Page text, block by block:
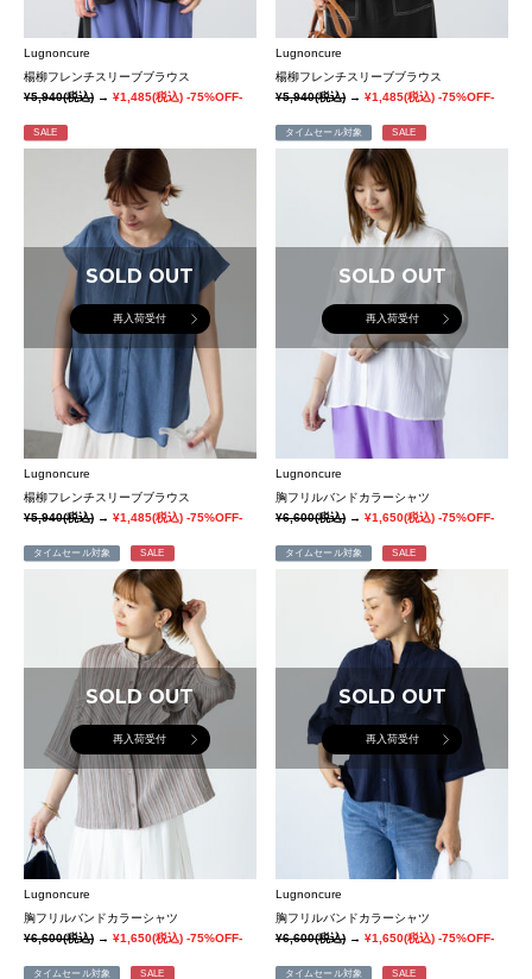
Lugnoncure
楊柳フレンチスリーブブラウス
¥5,940(税込) → ¥1,485(税込) -75%OFF-
Lugnoncure
楊柳フレンチスリーブブラウス
¥5,940(税込)→¥1,485(税込) -75%OFF-
SALE
SOLD OUT
再入荷受付
Lugnoncure
楊柳フレンチスリーブブラウス
¥5,940(税込) → ¥1,485(税込) -75%OFF-
タイムセール対象 SALE
SOLD OUT
再入荷受付
Lugnoncure
胸フリルバンドカラーシャツ
¥6,600(税込)→¥1,650(税込) -75%OFF-
タイムセール対象 SALE
SOLD OUT
再入荷受付
Lugnoncure
胸フリルバンドカラーシャツ
¥6,600(税込) → ¥1,650(税込) -75%OFF-
タイムセール対象 SALE
SOLD OUT
再入荷受付
Lugnoncure
胸フリルバンドカラーシャツ
¥6,600(税込)→¥1,650(税込) -75%OFF-
タイムセール対象 SALE タイムセール対象 SALE